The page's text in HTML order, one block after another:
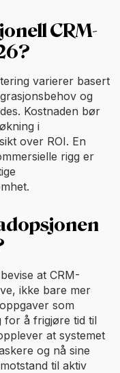
CRM-
varierer basert
og
Kostnaden bør
i
over ROI. En
rigg er
at CRM-
ikke bare mer
som
for å frigjøre tid til
at systemet
og nå sine
til aktiv